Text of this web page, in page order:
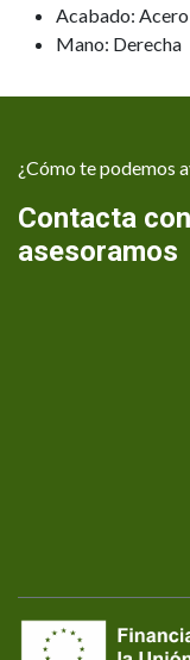
Acabado: Acero
Mano: Derecha
¿Cómo te podemos
Contacta
asesoramos